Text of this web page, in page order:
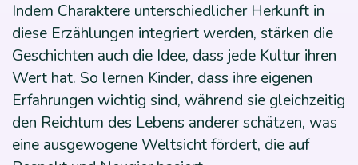
Indem Charaktere unterschiedlicher Herkunft in
diese Erzählungen integriert werden, stärken die
Geschichten auch die Idee, dass jede Kultur ihren
Wert hat. So lernen Kinder, dass ihre eigenen
Erfahrungen wichtig sind, während sie gleichzeitig
den Reichtum des Lebens anderer schätzen, was
eine ausgewogene Weltsicht fördert, die auf